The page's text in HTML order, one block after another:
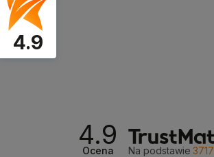
4.9
Ocena Na podstawie 3717
4.9